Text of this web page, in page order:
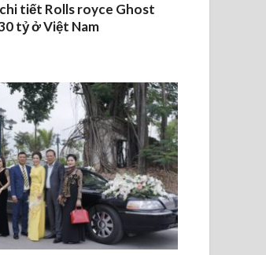
tiết Rolls royce Ghost
tỷ ở Việt Nam